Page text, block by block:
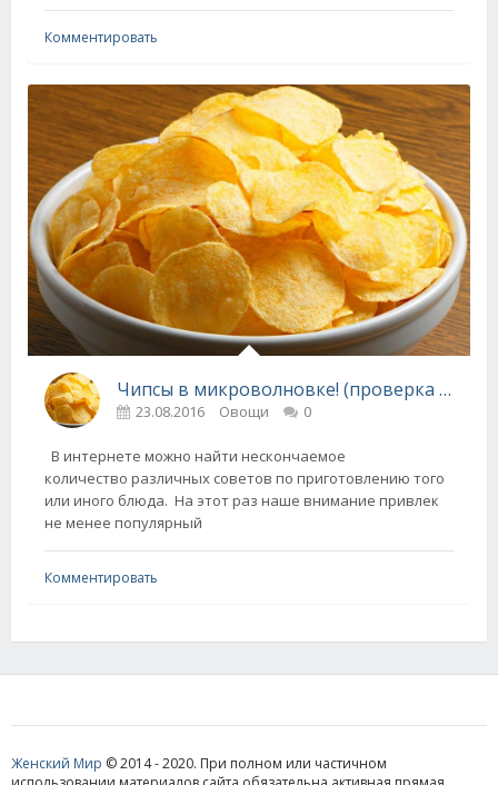
Комментировать
Чипсы в микроволновке! (проверка рецепта из инета на собственном опыте)
23.08.2016 Овощи 0
В интернете можно найти нескончаемое
количество различных советов по приготовлению того
или иного блюда. На этот раз наше внимание привлек
не менее популярный
Комментировать
Женский Мир © 2014 - 2020. При полном или частичном